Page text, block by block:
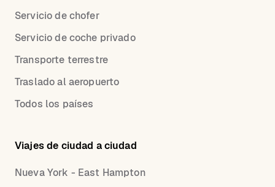
Servicio de chofer
Servicio de coche privado
Transporte terrestre
Traslado al aeropuerto
Todos los países
Viajes de ciudad a ciudad
Nueva York - East Hampton